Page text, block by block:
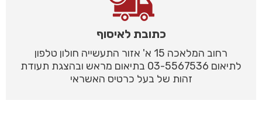
כתובת לאיסוף
רחוב המלאכה 15 א' אזור התעשייה חולון טלפון
לתיאום 03-5567536 בתיאום מראש ובהצגת תעודת
זהות של בעל כרטיס האשראי